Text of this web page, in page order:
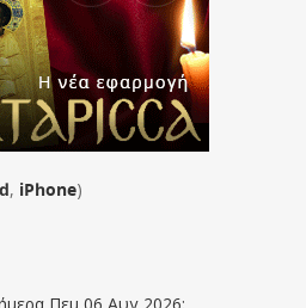
, iPhone)
Πεμ 06 Αυγ 2026: